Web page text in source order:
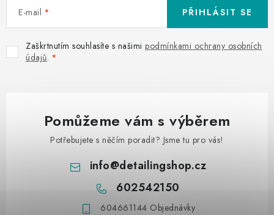
E-mail
Zaškrtnutím souhlasíte s našimi podmínkami ochrany osobních
údajů.
PŘIHLÁSIT SE
Pomůžeme vám s výběrem
Potřebujete s něčím poradit? Jsme tu pro vás!
info@detailingshop.cz
602542150
604661144 Objednávky